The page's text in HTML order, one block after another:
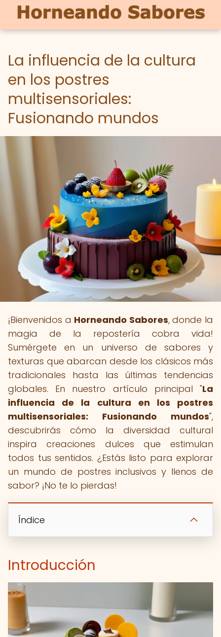
La influencia de la cultura
en los postres
multisensoriales:
Fusionando mundos
¡Bienvenidos a Horneando Sabores, donde la
magia de la repostería cobra vida!
Sumérgete en un universo de sabores y
texturas que abarcan desde los clásicos más
tradicionales hasta las últimas tendencias
globales. En nuestro artículo principal "La
influencia de la cultura en los postres
multisensoriales: Fusionando mundos",
descubrirás cómo la diversidad cultural
inspira creaciones dulces que estimulan
todos tus sentidos. ¿Estás listo para explorar
un mundo de postres inclusivos y llenos de
sabor? ¡No te lo pierdas!
Índice
Introducción